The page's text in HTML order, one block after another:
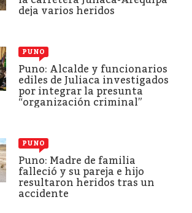
deja varios heridos
PUNO
Puno: Alcalde y funcionarios
ediles de Juliaca investigados
por integrar la presunta
“organización criminal”
PUNO
Puno: Madre de familia
falleció y su pareja e hijo
resultaron heridos tras un
accidente